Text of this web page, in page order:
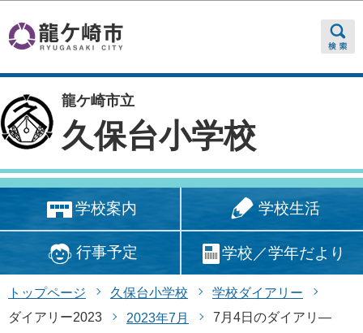
龍ケ崎市立
久保台小学校
学校案内 学校生活
行事予定 学校／学年だより
トップページ 久保台小学校
学校ダイアリー
ダイアリー2023
2023年7月 7月4日のダイアリ―